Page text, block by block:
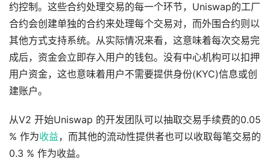
约控制。这些合约处理交易的每一个环节，Uniswap的工厂
合约会创建单独的合约来处理每个交易对，而外围合约则以
其他方式支持系统。从实际情况来看，这意味着每次交易完
成后，资金会立即存入用户的钱包。没有中心机构可以扣押
用户资金，这也意味着用户不需要提供身份(KYC)信息或创
建账户。
从V2 开始Uniswap 的开发团队可以抽取交易手续费的0.05
% 作为收益，而其他的流动性提供者也可以收取每笔交易的
0.3 % 作为收益。